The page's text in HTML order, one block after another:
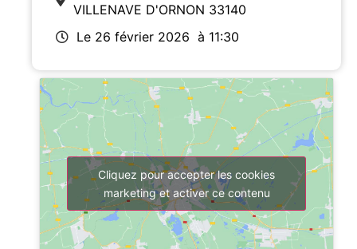
VILLENAVE D'ORNON 33140
Le 26 février 2026 à 11:30
Cliquez pour accepter les cookies
marketing et activer ce contenu